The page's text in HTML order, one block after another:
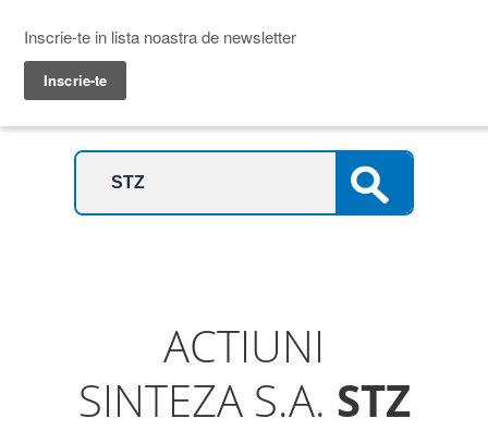
Menu
Prime Transaction
ACTIUNI
SINTEZA S.A. STZ